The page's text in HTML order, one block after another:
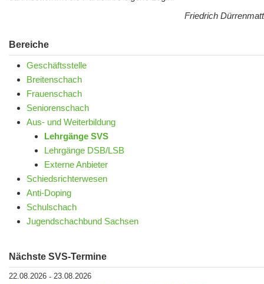
Friedrich Dürrenmatt
Bereiche
Geschäftsstelle
Breitenschach
Frauenschach
Seniorenschach
Aus- und Weiterbildung
Lehrgänge SVS
Lehrgänge DSB/LSB
Externe Anbieter
Schiedsrichterwesen
Anti-Doping
Schulschach
Jugendschachbund Sachsen
Nächste SVS-Termine
22.08.2026 - 23.08.2026